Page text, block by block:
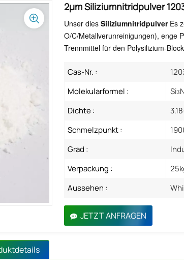
2µm Siliziumnitridpulver
Unser diesSiliziumnitridpulver Es
O/C/Metallverunreinigungen), enge
Trennmittel für den Polysilizium-
Cas-Nr. :
Molekularformel :
Dichte :
Schmelzpunkt :
Grad :
Verpackung :
Aussehen :
JETZT ANFRAGEN